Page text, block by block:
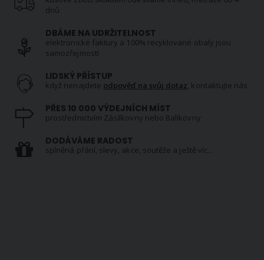
dnů
DBÁME NA UDRŽITELNOST
elektronické faktury a 100% recyklované obaly jsou
samozřejmostí
LIDSKÝ PŘÍSTUP
když nenajdete odpověď na svůj dotaz, kontaktujte nás
PŘES 10 000 VÝDEJNÍCH MÍST
prostřednictvím Zásilkovny nebo Balíkovny
DODÁVÁME RADOST
splněná přání, slevy, akce, soutěže a ještě víc...